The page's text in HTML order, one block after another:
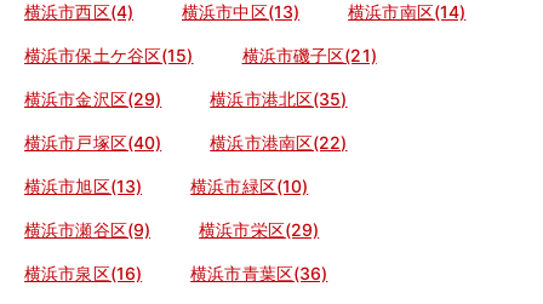
横浜市西区(4) 横浜市中区(13) 横浜市南区(14)
横浜市保土ケ谷区(15) 横浜市磯子区(21)
横浜市金沢区(29) 横浜市港北区(35)
横浜市戸塚区(40) 横浜市港南区(22)
横浜市旭区(13) 横浜市緑区(10)
横浜市瀬谷区(9) 横浜市栄区(29)
横浜市泉区(16) 横浜市青葉区(36)